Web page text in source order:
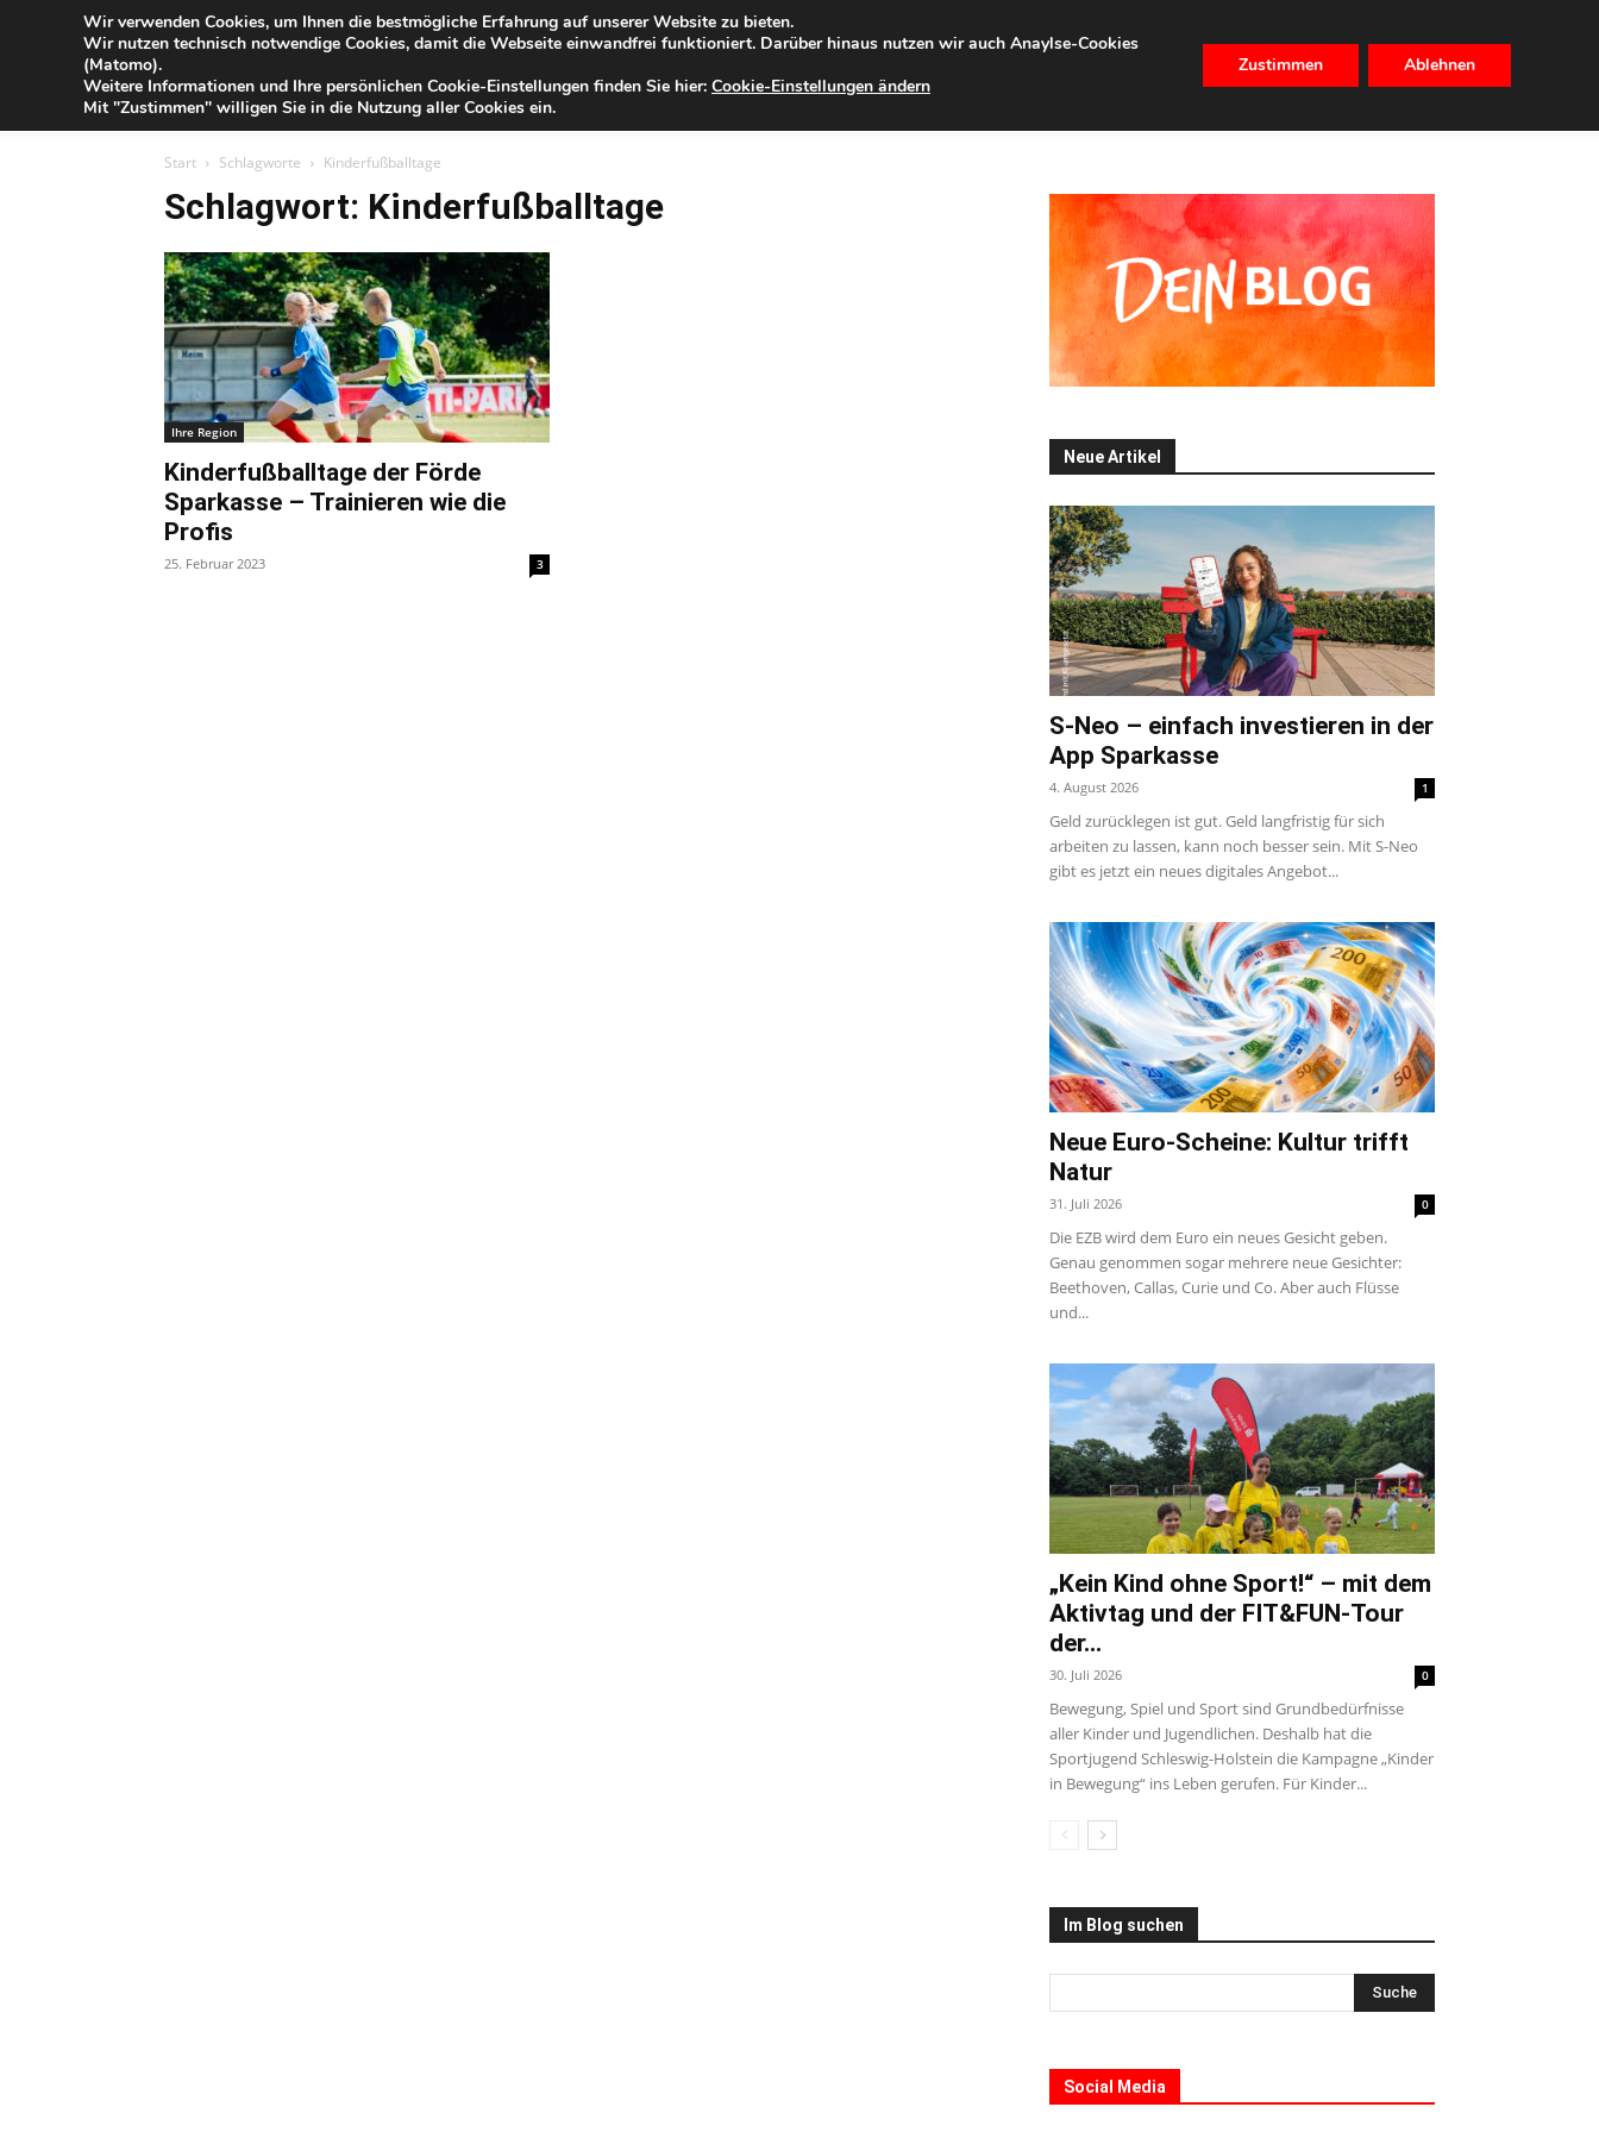
Blog
der
Sparkasse
Samstag, 08.08.2026 Zur Internet-Filiale der Förde Sparkasse
IHR GELD IHRE REGION WERTPAPIERE FIRMENKUNDEN IMMOBILIEN
Start Schlagworte Kinderfußballtage
Schlagwort: Kinderfußballtage
Ihre Region
Kinderfußballtage der Förde
Sparkasse – Trainieren wie die
Profis
25. Februar 2023 3
Neue Artikel
S-Neo – einfach investieren in der
App Sparkasse
4. August 2026 1
Geld zurücklegen ist gut. Geld langfristig für sich
arbeiten zu lassen, kann noch besser sein. Mit S-Neo
gibt es jetzt ein neues digitales Angebot...
Neue Euro-Scheine: Kultur trifft
Natur
31. Juli 2026 0
Die EZB wird dem Euro ein neues Gesicht geben.
Genau genommen sogar mehrere neue Gesichter:
Beethoven, Callas, Curie und Co. Aber auch Flüsse
und...
„Kein Kind ohne Sport!“ – mit dem
Aktivtag und der FIT&FUN-Tour
der...
30. Juli 2026 0
Bewegung, Spiel und Sport sind Grundbedürfnisse
aller Kinder und Jugendlichen. Deshalb hat die
Sportjugend Schleswig-Holstein die Kampagne „Kinder
in Bewegung“ ins Leben gerufen. Für Kinder...
Im Blog suchen
Social Media
Wir verwenden Cookies, um Ihnen die bestmögliche Erfahrung auf unserer Website zu bieten.
Wir nutzen technisch notwendige Cookies, damit die Webseite einwandfrei funktioniert. Darüber hinaus nutzen wir auch Anaylse-Cookies
(Matomo).
Weitere Informationen und Ihre persönlichen Cookie-Einstellungen finden Sie hier: Cookie-Einstellungen ändern
Mit "Zustimmen" willigen Sie in die Nutzung aller Cookies ein.
Zustimmen Ablehnen